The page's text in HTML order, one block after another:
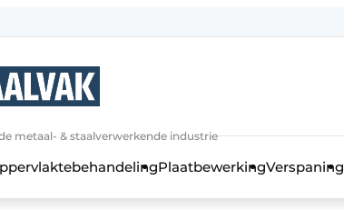
voorwaarden
contact
metaal- & staalverwerkende industrie
PlaatbewerkingVerspaning